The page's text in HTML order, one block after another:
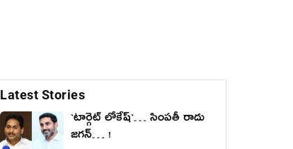
Latest Stories
`టార్గెట్ లోకేష్‌`… సింప‌తీ రాదు
జ‌గ‌న్‌… !